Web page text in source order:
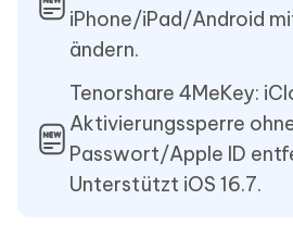
iPhone/iPad/Android
ändern.
Tenorshare 4MeKey:
Aktivierungssperre
Passwort/Apple ID
Unterstützt iOS 16.7.